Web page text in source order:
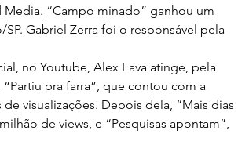
“Campo minado” ganhou um
Gabriel Zerra foi o responsável pela
no Youtube, Alex Fava atinge, pela
pra farra”, que contou com a
visualizações. Depois dela, “Mais dias
de views, e “Pesquisas apontam”,